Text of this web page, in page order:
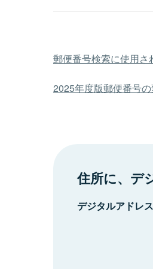
郵便番号検索に使用さ
2025年度版郵便番号
住所に、デ
デジタルアドレ